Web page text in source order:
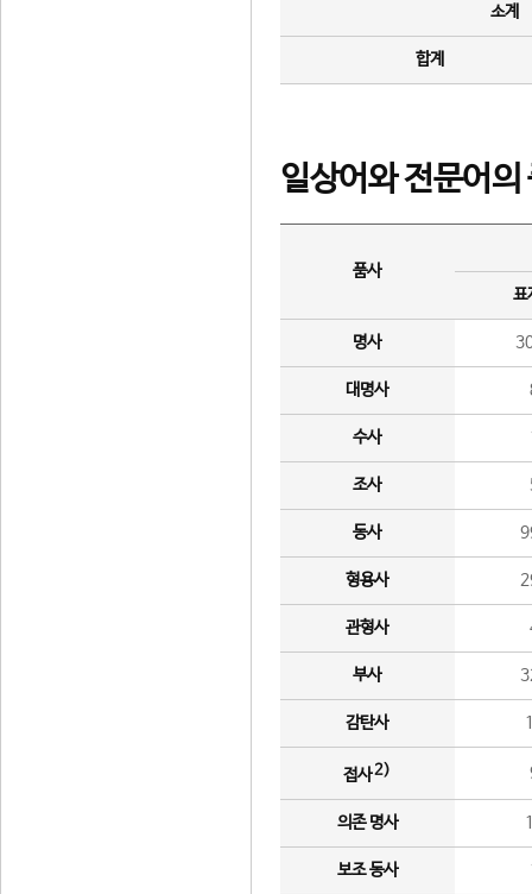
소계
합계
일상어와 전문어의
품사
표
명사
대명사
수사
조사
동사
형용사
관형사
부사
감탄사
접사2)
의존 명사
보조 동사